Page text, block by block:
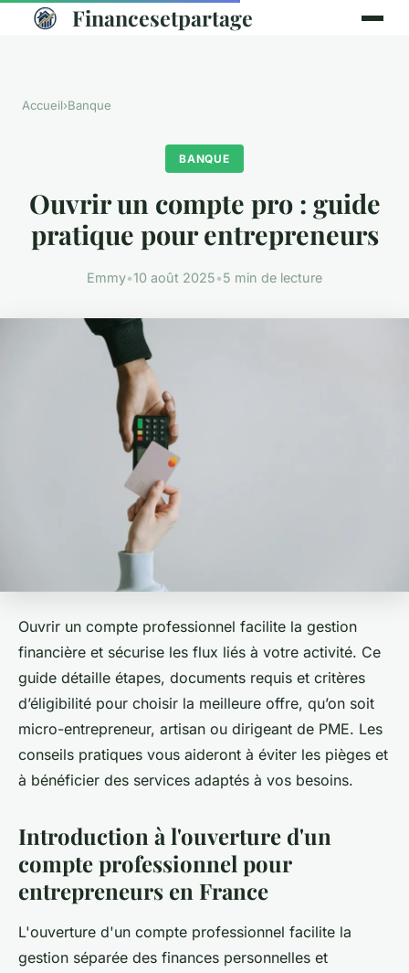
Financesetpartage
Accueil›Banque
BANQUE
Ouvrir un compte pro : guide
pratique pour entrepreneurs
Emmy•10 août 2025•5 min de lecture
Ouvrir un compte professionnel facilite la gestion
financière et sécurise les flux liés à votre activité. Ce
guide détaille étapes, documents requis et critères
d’éligibilité pour choisir la meilleure offre, qu’on soit
micro-entrepreneur, artisan ou dirigeant de PME. Les
conseils pratiques vous aideront à éviter les pièges et
à bénéficier des services adaptés à vos besoins.
Introduction à l'ouverture d'un
compte professionnel pour
entrepreneurs en France
L'ouverture d'un compte professionnel facilite la
gestion séparée des finances personnelles et